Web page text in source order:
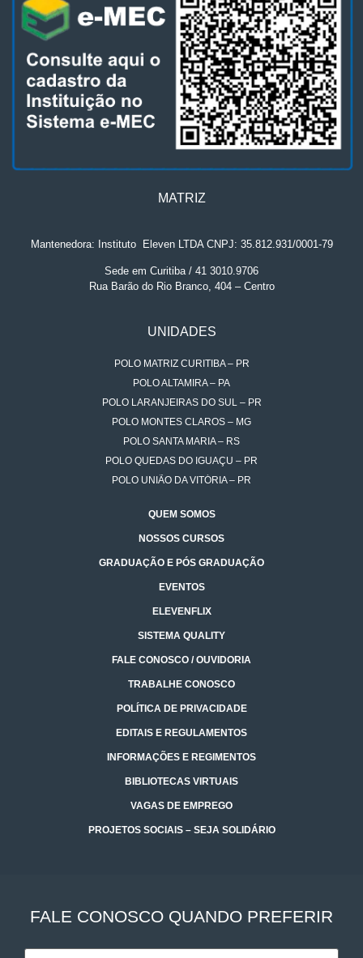
MATRIZ
Mantenedora: Instituto. Eleven LTDA CNPJ: 35.812.931/0001-79
Sede em Curitiba / 41 3010.9706
Rua Barão do Rio Branco, 404 – Centro
UNIDADES
POLO MATRIZ CURITIBA – PR
POLO ALTAMIRA – PA
POLO LARANJEIRAS DO SUL – PR
POLO MONTES CLAROS – MG
POLO SANTA MARIA – RS
POLO QUEDAS DO IGUAÇU – PR
POLO UNIÃO DA VITÓRIA – PR
QUEM SOMOS
NOSSOS CURSOS
GRADUAÇÃO E PÓS GRADUAÇÃO
EVENTOS
ELEVENFLIX
SISTEMA QUALITY
FALE CONOSCO / OUVIDORIA
TRABALHE CONOSCO
POLÍTICA DE PRIVACIDADE
EDITAIS E REGULAMENTOS
INFORMAÇÕES E REGIMENTOS
BIBLIOTECAS VIRTUAIS
VAGAS DE EMPREGO
PROJETOS SOCIAIS – SEJA SOLIDÁRIO
FALE CONOSCO QUANDO PREFERIR